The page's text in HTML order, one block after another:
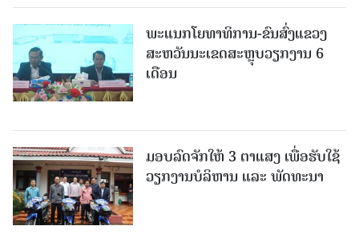
ພະແນກໂຍທາທິການ-ຂົນສົ່ງແຂວງ
ສະຫວັນນະເຂດສະຫຼຸບວຽກງານ 6
ເດືອນ
ມອບລົດຈັກໃຫ້ 3 ຕາແສງ ເພື່ອຮັບໃຊ້
ວຽກງານບໍລິຫານ ແລະ ພັດທະນາ